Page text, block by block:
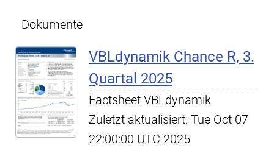
Dokumente
VBLdynamik Chance R, 3.
Quartal 2025
Factsheet VBLdynamik
Zuletzt aktualisiert: Tue Oct 07
22:00:00 UTC 2025